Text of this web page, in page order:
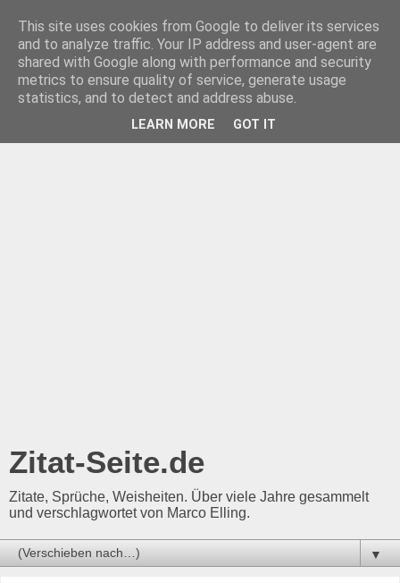
Zitat-Seite.de
Zitate, Sprüche, Weisheiten. Über viele Jahre gesammelt
und verschlagwortet von Marco Elling.
▼
This site uses cookies from Google to deliver its services
and to analyze traffic. Your IP address and user-agent are
shared with Google along with performance and security
metrics to ensure quality of service, generate usage
statistics, and to detect and address abuse.
LEARN MORE GOT IT